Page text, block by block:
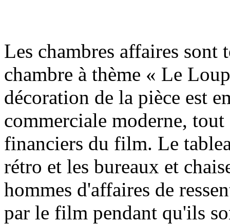
Les chambres affaires sont
chambre à thème « Le
décoration de la pièce est
commerciale moderne,
financiers du film. Le
rétro et les bureaux et
hommes d'affaires de
par le film pendant qu'ils